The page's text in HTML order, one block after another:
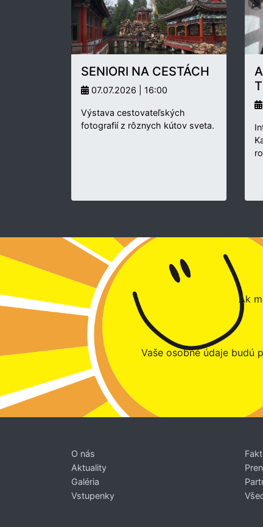
SENIORI NA CESTÁCH
07.07.2026 | 16:00
Výstava cestovateľských
fotografií z rôznych kútov sveta.
Ak
Vaše osobné údaje budú
O nás
Aktuality
Galéria
Vstupenky